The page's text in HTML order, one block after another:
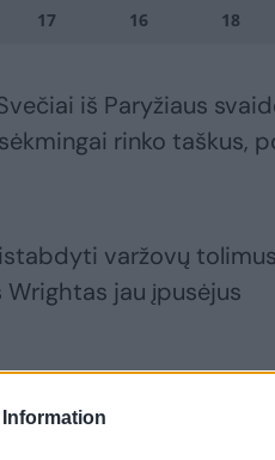
17 16 18
iš Paryžiaus
rinko taškus,
varžovų tolimus
jau įpusėjus
„Žalgiris“ ilgąją